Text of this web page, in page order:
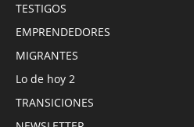
TESTIGOS
EMPRENDEDORES
MIGRANTES
Lo de hoy 2
TRANSICIONES